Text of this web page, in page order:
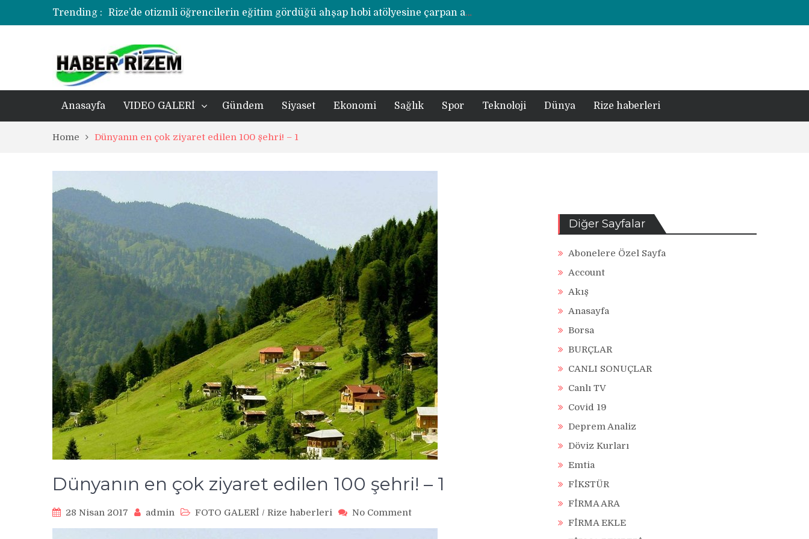
Trending :
Rize’de otizmli öğrencilerin eğitim gördüğü ahşap hobi atölyesine çarpan araç hasara neden oldu
korozyonlu alandaki kentsel dönüşümde yer teslimi yıl sonu
Rize’de uyuşturucu operasyonunda 1 şüpheli tutuklandı
Anasayfa VIDEO GALERİ Gündem Siyaset Ekonomi Sağlık Spor Teknoloji Dünya Rize haberleri
Home Dünyanın en çok ziyaret edilen 100 şehri! – 1
Dünyanın en çok ziyaret edilen 100 şehri! – 1
28 Nisan 2017 admin FOTO GALERİ / Rize haberleri No Commenton
Diğer Sayfalar
Abonelere Özel Sayfa
Account
Akış
Anasayfa
Borsa
BURÇLAR
CANLI SONUÇLAR
Canlı TV
Covid 19
Deprem Analiz
Döviz Kurları
Emtia
FİKSTÜR
FİRMA ARA
FİRMA EKLE